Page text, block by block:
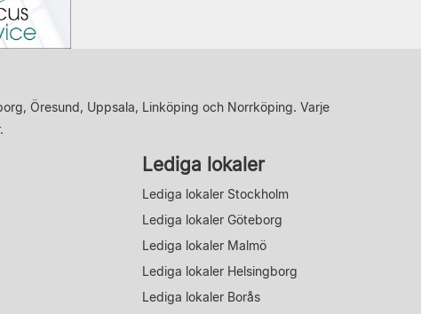
Öresund, Uppsala, Linköping och Norrköping. Varje
Lediga lokaler
Lediga lokaler Stockholm
Lediga lokaler Göteborg
Lediga lokaler Malmö
Lediga lokaler Helsingborg
Lediga lokaler Borås